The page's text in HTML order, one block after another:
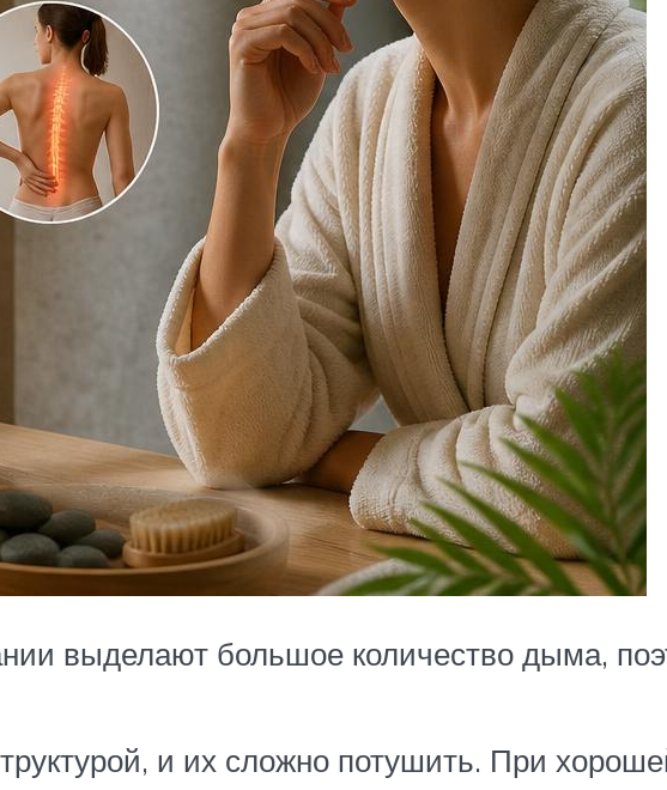
выделают большое количество дыма,
и их сложно потушить. При